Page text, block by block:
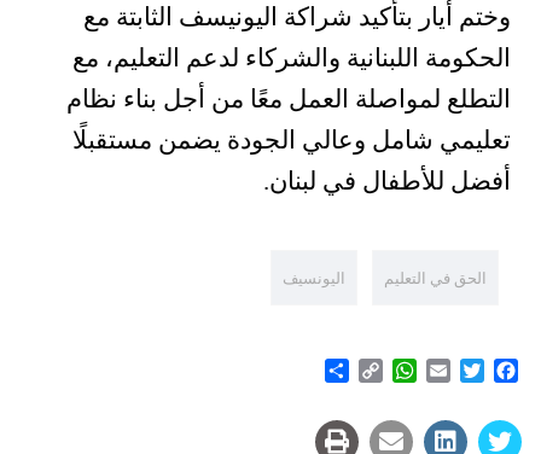
وختم أيار بتأكيد شراكة اليونيسف الثابتة مع
الحكومة اللبنانية والشركاء لدعم التعليم، مع
التطلع لمواصلة العمل معًا من أجل بناء نظام
تعليمي شامل وعالي الجودة يضمن مستقبلًا
أفضل للأطفال في لبنان.
الحق في التعليم اليونسيف
Facebook
Twitter
Email
WhatsApp
Copy